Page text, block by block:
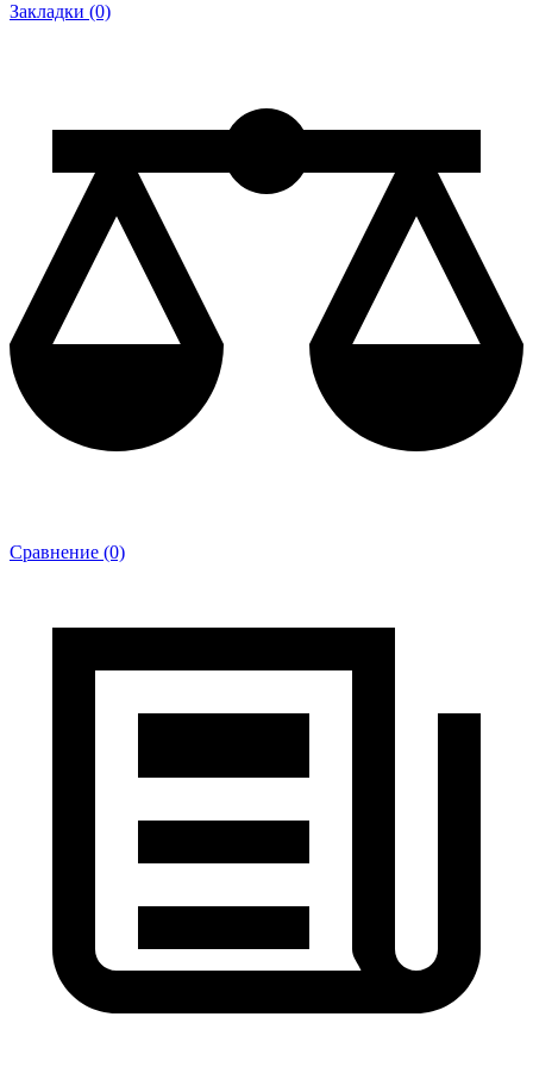
Закладки (0)
Сравнение (0)